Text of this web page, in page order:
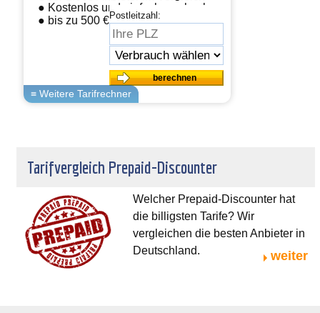
● Kostenlos und einfach wechseln
● bis zu 500 € sparen
Postleitzahl:
Tarifvergleich Prepaid-Discounter
Welcher Prepaid-Discounter hat
die billigsten Tarife? Wir
vergleichen die besten Anbieter in
Deutschland.
weiter